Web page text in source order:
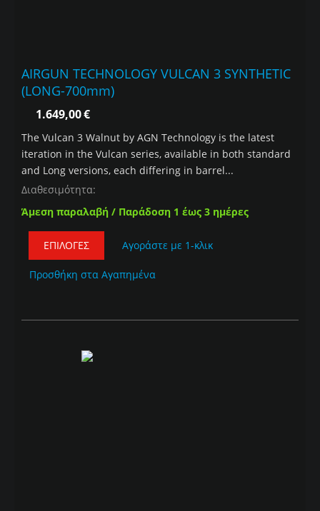
AIRGUN TECHNOLOGY VULCAN 3 SYNTHETIC
(LONG-700mm)
1.649,00€
The Vulcan 3 Walnut by AGN Technology is the latest
iteration in the Vulcan series, available in both standard
and Long versions, each differing in barrel...
Διαθεσιμότητα:
Άμεση παραλαβή / Παράδοση 1 έως 3 ημέρες
ΕΠΙΛΟΓΈΣ Αγοράστε με 1-κλικ
Προσθήκη στα Αγαπημένα